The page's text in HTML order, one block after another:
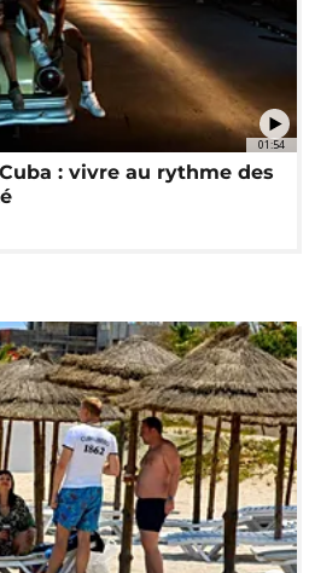
01:54
: vivre au rythme des